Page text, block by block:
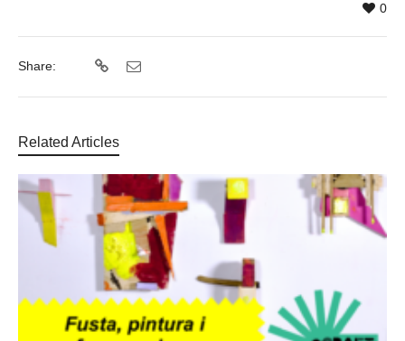
0
Share:
Related Articles